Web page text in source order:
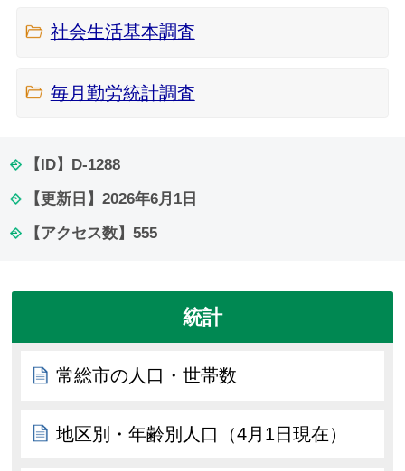
社会生活基本調査
毎月勤労統計調査
【ID】 D-1288
【更新日】 2026年6月1日
【アクセス数】 555
統計
常総市の人口・世帯数
地区別・年齢別人口（4月1日現在）